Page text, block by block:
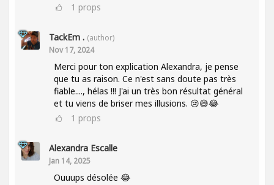
1 props
TackEm . (author)
Nov 17, 2024
Merci pour ton explication Alexandra, je pense
que tu as raison. Ce n'est sans doute pas très
fiable...., hélas !!! J'ai un très bon résultat général
et tu viens de briser mes illusions. 😢😅😂
1 props
Alexandra Escalle
Jan 14, 2025
Ouuups désolée 😂